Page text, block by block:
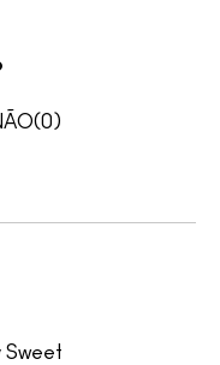
0
Sweet